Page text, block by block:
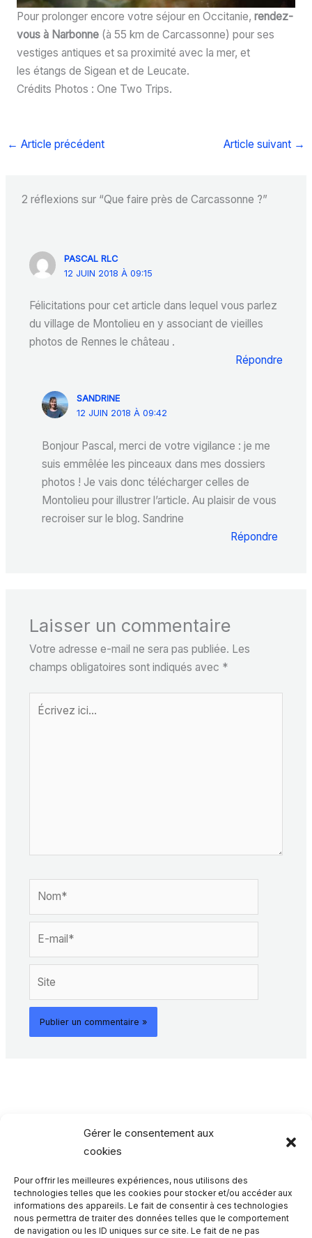
Gérer le consentement aux
cookies
Pour offrir les meilleures expériences, nous utilisons des
technologies telles que les cookies pour stocker et/ou accéder aux
informations des appareils. Le fait de consentir à ces technologies
nous permettra de traiter des données telles que le comportement
de navigation ou les ID uniques sur ce site. Le fait de ne pas
Pour prolonger encore votre séjour en Occitanie, rendez-
vous à Narbonne(à 55 km de Carcassonne) pour ses
vestiges antiques et sa proximité avec la mer, et
les étangs de Sigean et de Leucate.
Crédits Photos : One Two Trips.
← Article précédent Article suivant →
2 réflexions sur “Que faire près de Carcassonne ?”
PASCAL RLC
12 JUIN 2018 À 09:15
Félicitations pour cet article dans lequel vous parlez
du village de Montolieu en y associant de vieilles
photos de Rennes le château .
Répondre
SANDRINE
12 JUIN 2018 À 09:42
Bonjour Pascal, merci de votre vigilance : je me
suis emmêlée les pinceaux dans mes dossiers
photos ! Je vais donc télécharger celles de
Montolieu pour illustrer l’article. Au plaisir de vous
recroiser sur le blog. Sandrine
Répondre
Laisser un commentaire
Votre adresse e-mail ne sera pas publiée. Les
champs obligatoires sont indiqués avec *
Écrivez
ici…
Rechercher…
R